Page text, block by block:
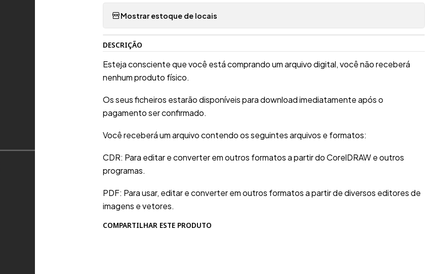
Mostrar estoque de locais
DESCRIÇÃO
Esteja consciente que você está comprando um arquivo digital, você não receberá
nenhum produto físico.
Os seus ficheiros estarão disponíveis para download imediatamente após o
pagamento ser confirmado.
Você receberá um arquivo contendo os seguintes arquivos e formatos:
CDR: Para editar e converter em outros formatos a partir do CorelDRAW e outros
programas.
PDF: Para usar, editar e converter em outros formatos a partir de diversos editores de
imagens e vetores.
COMPARTILHAR ESTE PRODUTO